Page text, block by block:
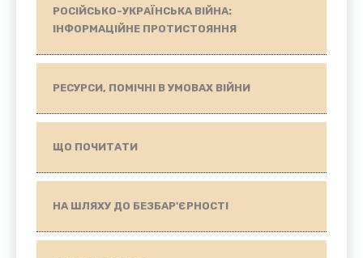
РОСІЙСЬКО-УКРАЇНСЬКА ВІЙНА:
ІНФОРМАЦІЙНЕ ПРОТИСТОЯННЯ
РЕСУРСИ, ПОМІЧНІ В УМОВАХ ВІЙНИ
ЩО ПОЧИТАТИ
НА ШЛЯХУ ДО БЕЗБАР'ЄРНОСТІ